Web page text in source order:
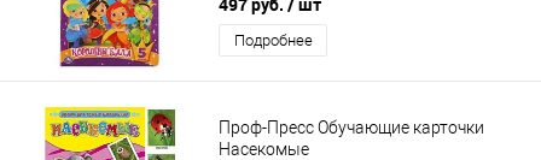
497 руб. / шт
Подробнее
Проф-Пресс Обучающие карточки
Насекомые